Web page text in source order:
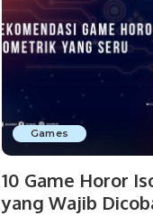
Games
10 Game Horor
yang Wajib